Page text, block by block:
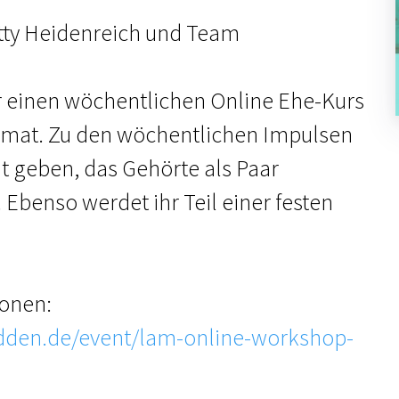
Heidenreich und Team
wöchentlichen Online Ehe-Kurs
Zu den wöchentlichen Impulsen
geben, das Gehörte als Paar
werdet ihr Teil einer festen
event/lam-online-workshop-